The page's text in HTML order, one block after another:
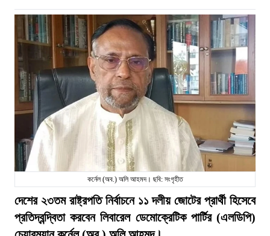
কর্নেল (অব.) অলি আহমদ। ছবি: সংগৃহীত
দেশের ২৩তম রাষ্ট্রপতি নির্বাচনে ১১ দলীয় জোটের প্রার্থী হিসেবে
প্রতিদ্বন্দ্বিতা করবেন লিবারেল ডেমোক্রেটিক পার্টির (এলডিপি)